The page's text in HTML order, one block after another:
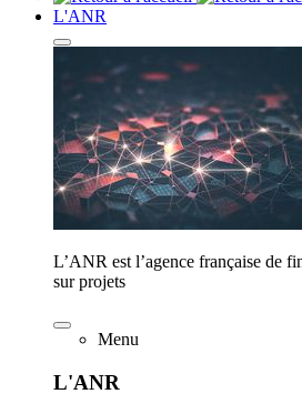
L'ANR
L’ANR est l’agence française de
sur projets
Menu
L'ANR